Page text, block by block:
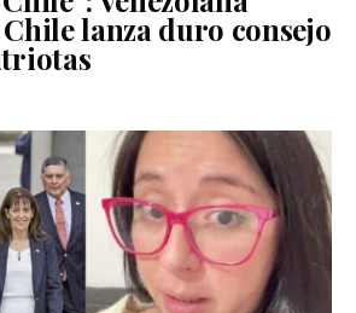
lanza duro consejo